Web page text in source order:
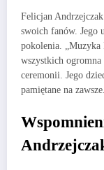
Felicjan
swoich fanów. Jego
pokolenia. „Muzyka
wszystkich ogromna
ceremonii. Jego
pamiętane na zawsze.